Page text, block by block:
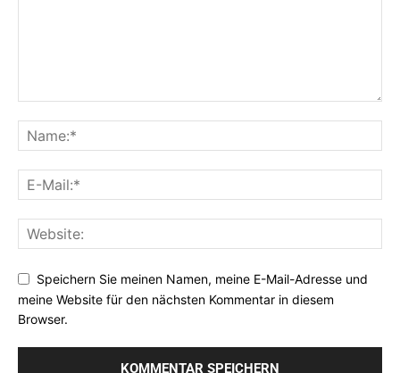
Speichern Sie meinen Namen, meine E-Mail-Adresse und
meine Website für den nächsten Kommentar in diesem
Browser.